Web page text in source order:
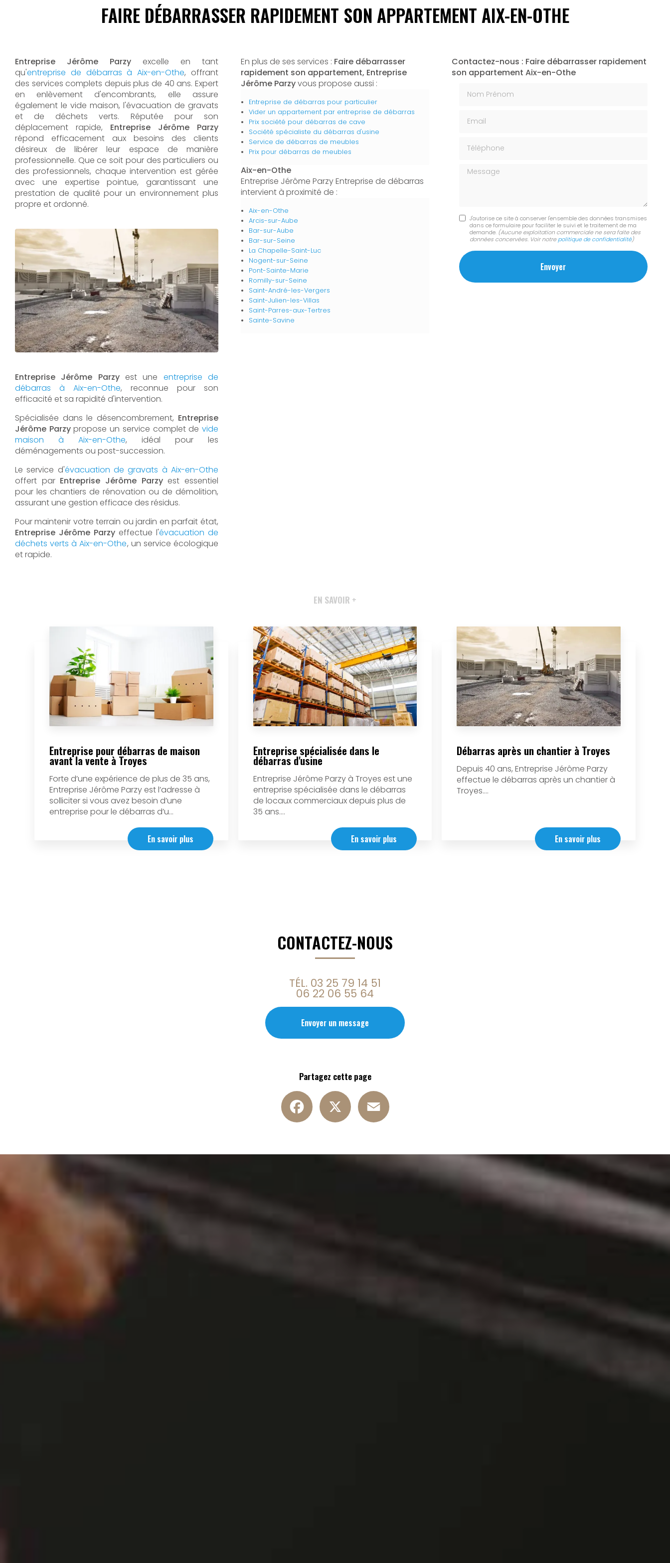
FAIRE DÉBARRASSER RAPIDEMENT SON APPARTEMENT AIX-EN-OTHE
Entreprise Jérôme Parzy excelle en tant
qu'entreprise de débarras à Aix-en-Othe, offrant
des services complets depuis plus de 40 ans. Expert
en enlèvement d'encombrants, elle assure
également le vide maison, l'évacuation de gravats
et de déchets verts. Réputée pour son
déplacement rapide, Entreprise Jérôme Parzy
répond efficacement aux besoins des clients
désireux de libérer leur espace de manière
professionnelle. Que ce soit pour des particuliers ou
des professionnels, chaque intervention est gérée
avec une expertise pointue, garantissant une
prestation de qualité pour un environnement plus
propre et ordonné.
Entreprise Jérôme Parzyest une entreprise de
débarras à Aix-en-Othe, reconnue pour son
efficacité et sa rapidité d'intervention.
Spécialisée dans le désencombrement, Entreprise
Jérôme Parzypropose un service complet de vide
maison à Aix-en-Othe, idéal pour les
déménagements ou post-succession.
Le service d'évacuation de gravats à Aix-en-Othe
offert par Entreprise Jérôme Parzyest essentiel
pour les chantiers de rénovation ou de démolition,
assurant une gestion efficace des résidus.
Pour maintenir votre terrain ou jardin en parfait état,
Entreprise Jérôme Parzy effectue l'évacuation de
déchets verts à Aix-en-Othe, un service écologique
et rapide.
En plus de ses services : Faire débarrasser
rapidement son appartement, Entreprise
Jérôme Parzyvous propose aussi :
Entreprise de débarras pour particulier
Vider un appartement par entreprise de débarras
Prix société pour débarras de cave
Société spécialiste du débarras d'usine
Service de débarras de meubles
Prix pour débarras de meubles
Aix-en-Othe
Entreprise Jérôme Parzy Entreprise de débarras
intervient à proximité de :
Aix-en-Othe
Arcis-sur-Aube
Bar-sur-Aube
Bar-sur-Seine
La Chapelle-Saint-Luc
Nogent-sur-Seine
Pont-Sainte-Marie
Romilly-sur-Seine
Saint-André-les-Vergers
Saint-Julien-les-Villas
Saint-Parres-aux-Tertres
Sainte-Savine
Contactez-nous : Faire débarrasser rapidement
son appartement Aix-en-Othe
Message
J'autorise ce site à conserver l'ensemble des données transmises
dans ce formulaire pour faciliter le suivi et le traitement de ma
demande. (Aucune exploitation commerciale ne sera faite des
données concervées. Voir notre politique de confidentialité)
EN SAVOIR +
Entreprise pour débarras de maison
avant la vente à Troyes
Forte d’une expérience de plus de 35 ans,
Entreprise Jérôme Parzy est l’adresse à
solliciter si vous avez besoin d’une
entreprise pour le débarras d’u...
En savoir plus
Entreprise spécialisée dans le
débarras d'usine
Entreprise Jérôme Parzy à Troyes est une
entreprise spécialisée dans le débarras
de locaux commerciaux depuis plus de
35 ans....
En savoir plus
Débarras après un chantier à Troyes
Depuis 40 ans, Entreprise Jérôme Parzy
effectue le débarras après un chantier à
Troyes....
En savoir plus
CONTACTEZ-NOUS
TÉL. 03 25 79 14 51
06 22 06 55 64
Envoyer un message
Partagez cette page
Facebook